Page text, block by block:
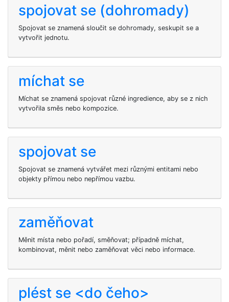
spojovat se (dohromady)
Spojovat se znamená sloučit se dohromady, seskupit se a
vytvořit jednotu.
míchat se
Míchat se znamená spojovat různé ingredience, aby se z nich
vytvořila směs nebo kompozice.
spojovat se
Spojovat se znamená vytvářet mezi různými entitami nebo
objekty přímou nebo nepřímou vazbu.
zaměňovat
Měnit místa nebo pořadí, směňovat; případně míchat,
kombinovat, měnit nebo zaměňovat věci nebo informace.
plést se <do čeho>